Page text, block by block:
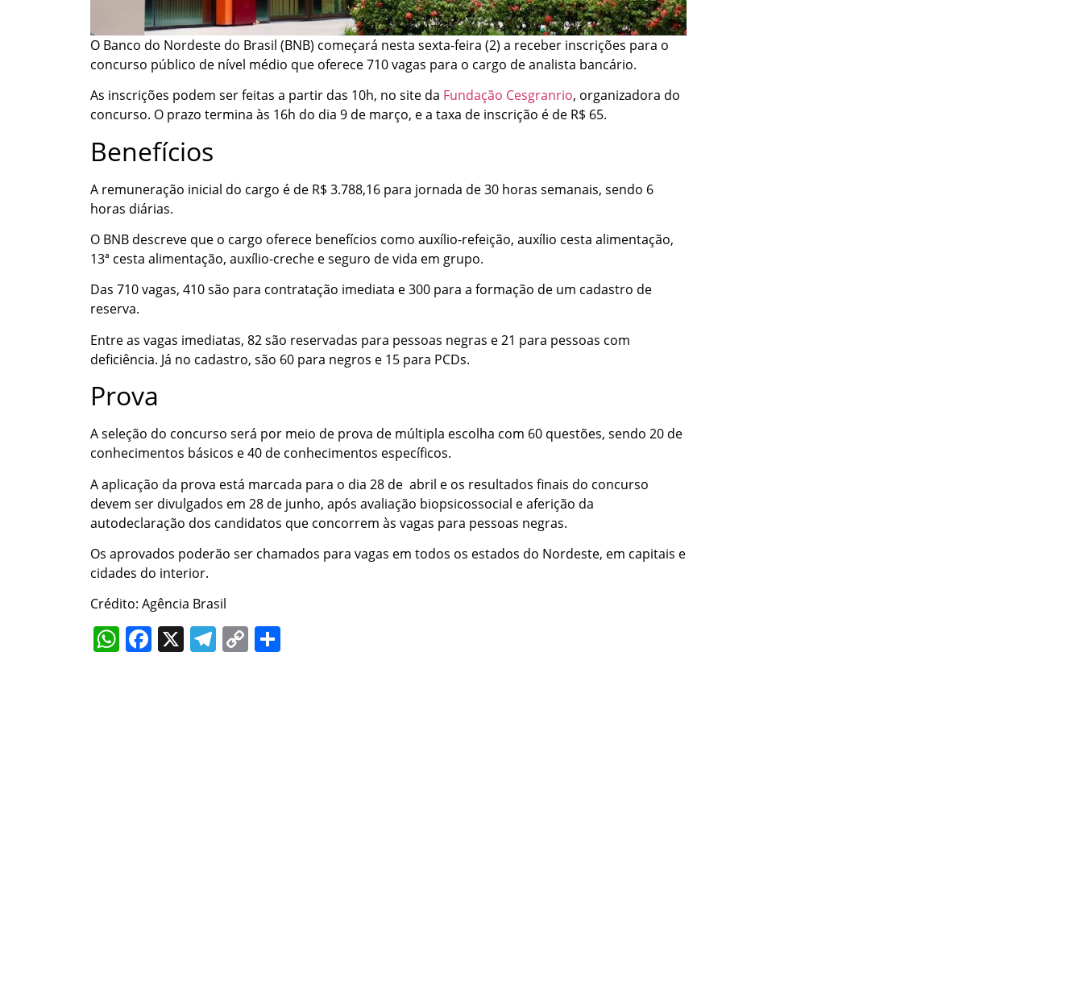
O Banco do Nordeste do Brasil (BNB) começará nesta sexta-feira (2) a receber inscrições para o
concurso público de nível médio que oferece 710 vagas para o cargo de analista bancário.
As inscrições podem ser feitas a partir das 10h, no site da Fundação Cesgranrio, organizadora do
concurso. O prazo termina às 16h do dia 9 de março, e a taxa de inscrição é de R$ 65.
Benefícios
A remuneração inicial do cargo é de R$ 3.788,16 para jornada de 30 horas semanais, sendo 6
horas diárias.
O BNB descreve que o cargo oferece benefícios como auxílio-refeição, auxílio cesta alimentação,
13ª cesta alimentação, auxílio-creche e seguro de vida em grupo.
Das 710 vagas, 410 são para contratação imediata e 300 para a formação de um cadastro de
reserva.
Entre as vagas imediatas, 82 são reservadas para pessoas negras e 21 para pessoas com
deficiência. Já no cadastro, são 60 para negros e 15 para PCDs.
Prova
A seleção do concurso será por meio de prova de múltipla escolha com 60 questões, sendo 20 de
conhecimentos básicos e 40 de conhecimentos específicos.
A aplicação da prova está marcada para o dia 28 de abril e os resultados finais do concurso
devem ser divulgados em 28 de junho, após avaliação biopsicossocial e aferição da
autodeclaração dos candidatos que concorrem às vagas para pessoas negras.
Os aprovados poderão ser chamados para vagas em todos os estados do Nordeste, em capitais e
cidades do interior.
Crédito: Agência Brasil
WhatsApp
Facebook
X Telegram
Copy